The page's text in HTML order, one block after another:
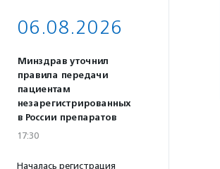
06.08.2026
Минздрав уточнил
правила передачи
пациентам
незарегистрированных
в России препаратов
17:30
Началась регистрация